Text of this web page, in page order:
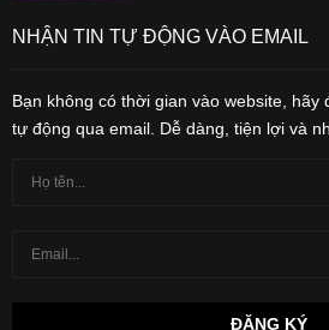
NHẬN TIN TỰ ĐỘNG VÀO EMAIL
Bạn không có thời gian vào website, hãy
tự động qua email. Dễ dàng, tiện lợi và